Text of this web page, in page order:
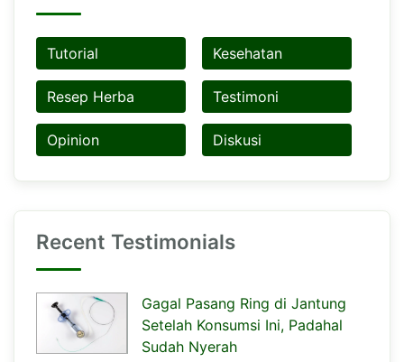
Tutorial Kesehatan
Resep Herba Testimoni
Opinion Diskusi
Recent Testimonials
Gagal Pasang Ring di Jantung
Setelah Konsumsi Ini, Padahal
Sudah Nyerah